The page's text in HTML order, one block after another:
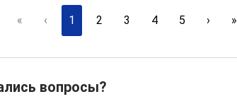
« ‹ 1 2 3 4 5 › »
вопросы?